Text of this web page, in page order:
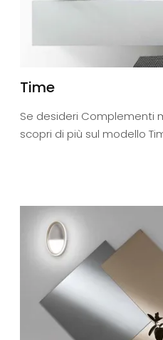
Time
Se desideri Complementi
scopri di più sul modello